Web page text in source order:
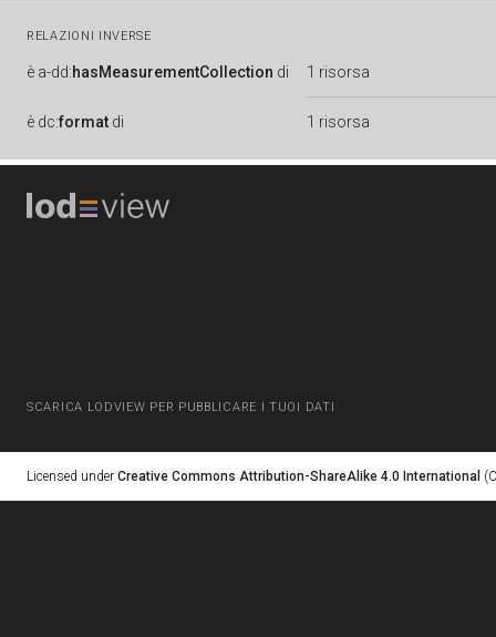
RELAZIONI INVERSE
è a-dd:hasMeasurementCollection di 1 risorsa
è dc:format di 1 risorsa
SCARICA LODVIEW PER PUBBLICARE I TUOI DATI
Licensed under Creative Commons Attribution-ShareAlike 4.0 International